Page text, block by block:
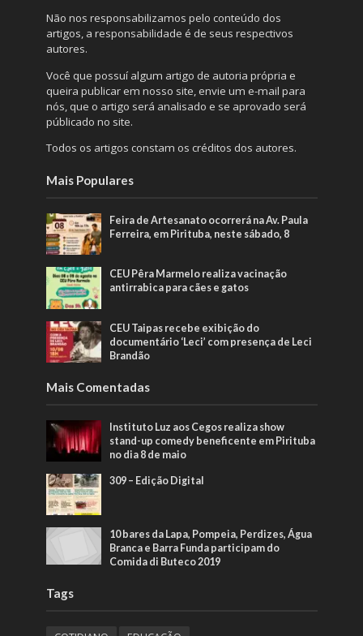
Não nos responsabilizamos pelo conteúdo dos
artigos, a responsabilidade é de seus respectivos
autores.
Você que possuí algum artigo de autoria própria e
queira publicar em nosso site, envie um e-mail para
nós, que o artigo será analisado e se aprovado será
públicado no site.
Todos os artigos constam os créditos dos autores.
Mais Populares
Feira de Artesanato ocorrerá na Av. Paula
Ferreira, em Pirituba, neste sábado, 8
CEU Pêra Marmelo realiza vacinação
antirrabica para cães e gatos
CEU Taipas recebe exibição do
documentário ‘Leci’ com presença de Leci
Brandão
Mais Comentadas
Instituto Luz aos Cegos realiza show
stand-up comedy beneficente em Pirituba
no dia 8 de maio
309 – Edição Digital
10 bares da Lapa, Pompeia, Perdizes, Água
Branca e Barra Funda participam do
Comida di Buteco 2019
Tags